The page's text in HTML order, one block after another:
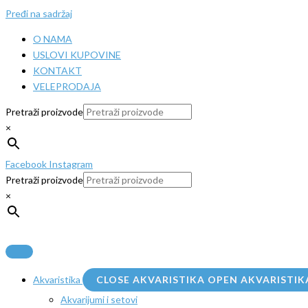
Pređi na sadržaj
O NAMA
USLOVI KUPOVINE
KONTAKT
VELEPRODAJA
Pretraži proizvode
×
Facebook Instagram
Pretraži proizvode
×
Akvaristika CLOSE AKVARISTIKA OPEN
Akvarijumi i setovi